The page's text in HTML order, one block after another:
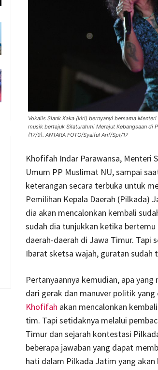
Vokalis Slank Kaka (kiri) bernyanyi bersama
musik bertajuk Silaturahmi Merajut Kebangsaan di
(17/9). ANTARA FOTO/Syaiful Arif/Spt/17
Khofifah Indar Parawansa, Menteri
Umum PP Muslimat NU, sampai
keterangan secara terbuka untuk
Pemilihan Kepala Daerah (Pilkada)
dia akan mencalonkan kembali
sudah dia tunjukkan ketika
daerah-daerah di Jawa Timur. Tapi
Ibarat sketsa wajah, guratan sudah
Pertanyaannya kemudian, apa
dari gerak dan manuver politik
Khofifah akan mencalonkan
tim. Tapi setidaknya melalui
Timur dan sejarah kontestasi
beberapa jawaban yang dapat
hati dalam Pilkada Jatim yang akan